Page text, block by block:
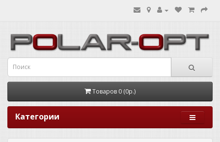
Товаров 0 (0р.)
Категории